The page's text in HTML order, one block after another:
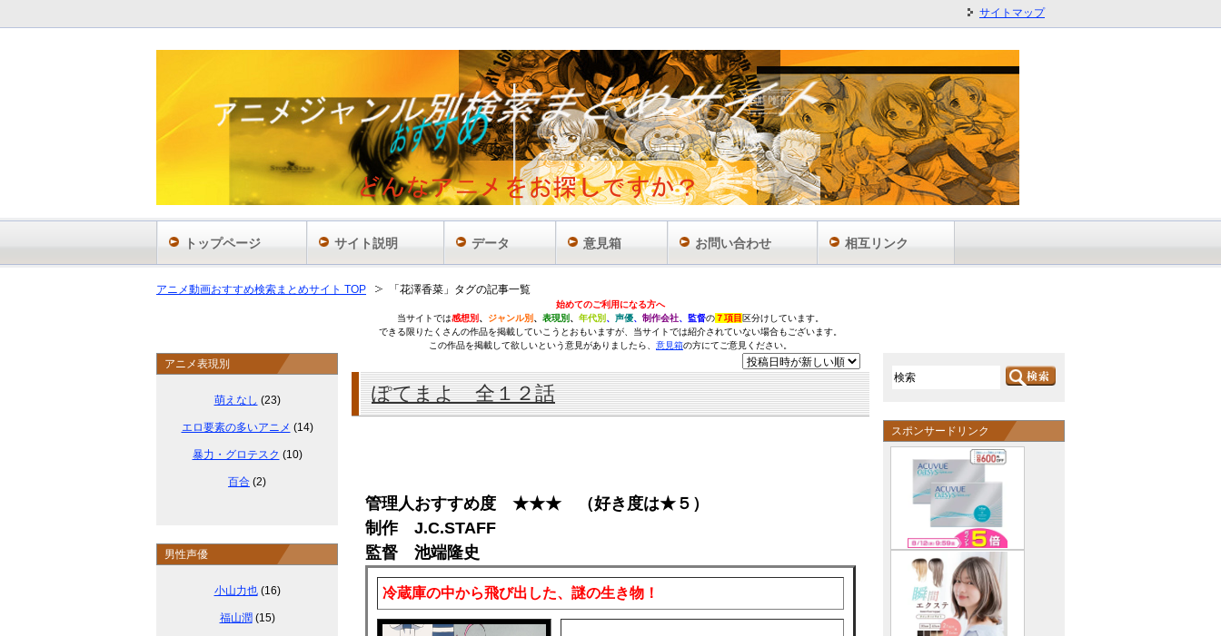
アニメ動画おすすめ検索まとめサイト TOP 「花澤香菜」タグの記事一覧
始めてのご利用になる方へ
当サイトでは感想別 、 ジャンル別 、 表現別 、 年代別 、 声優、 制作会社、監督の７項目 区分けしています。
できる限りたくさんの作品を掲載していこうとおもいますが、当サイトでは紹介されていない場合もございます。
この作品を掲載して欲しいという意見がありましたら、 意見箱の方にてご意見ください。
ぽてまよ 全１２話
管理人おすすめ度 ★★★ （好き度は★５）
制作 J.C.STAFF
監督 池端隆史
冷蔵庫の中から飛び出した、謎の生き物！
アニメ表現別
萌えなし (23)
エロ要素の多いアニメ (14)
暴力・グロテスク (10)
百合 (2)
男性声優
小山力也(16)
福山潤 (15)
スポンサードリンク
サイトマップ
トップページ サイト説明 データ 意見箱 お問い合わせ 相互リンク